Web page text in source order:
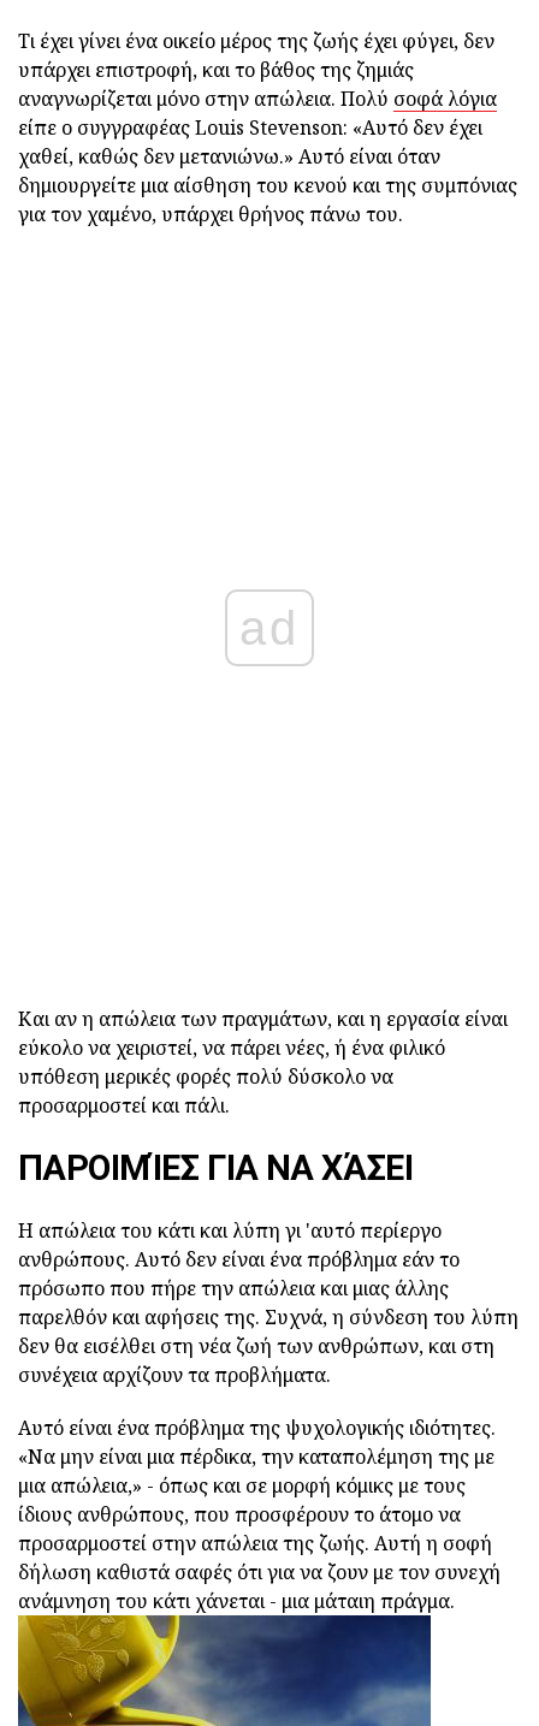
Τι έχει γίνει ένα οικείο μέρος της ζωής έχει φύγει, δεν
υπάρχει επιστροφή, και το βάθος της ζημιάς
αναγνωρίζεται μόνο στην απώλεια. Πολύ σοφά λόγια
είπε ο συγγραφέας Louis Stevenson: «Αυτό δεν έχει
χαθεί, καθώς δεν μετανιώνω.» Αυτό είναι όταν
δημιουργείτε μια αίσθηση του κενού και της συμπόνιας
για τον χαμένο, υπάρχει θρήνος πάνω του.
ad
Και αν η απώλεια των πραγμάτων, και η εργασία είναι
εύκολο να χειριστεί, να πάρει νέες, ή ένα φιλικό
υπόθεση μερικές φορές πολύ δύσκολο να
προσαρμοστεί και πάλι.
ΠΑΡΟΙΜΊΕΣ ΓΙΑ ΝΑ ΧΆΣΕΙ
Η απώλεια του κάτι και λύπη γι 'αυτό περίεργο
ανθρώπους. Αυτό δεν είναι ένα πρόβλημα εάν το
πρόσωπο που πήρε την απώλεια και μιας άλλης
παρελθόν και αφήσεις της. Συχνά, η σύνδεση του λύπη
δεν θα εισέλθει στη νέα ζωή των ανθρώπων, και στη
συνέχεια αρχίζουν τα προβλήματα.
Αυτό είναι ένα πρόβλημα της ψυχολογικής ιδιότητες.
«Να μην είναι μια πέρδικα, την καταπολέμηση της με
μια απώλεια,» - όπως και σε μορφή κόμικς με τους
ίδιους ανθρώπους, που προσφέρουν το άτομο να
προσαρμοστεί στην απώλεια της ζωής. Αυτή η σοφή
δήλωση καθιστά σαφές ότι για να ζουν με τον συνεχή
ανάμνηση του κάτι χάνεται - μια μάταιη πράγμα.